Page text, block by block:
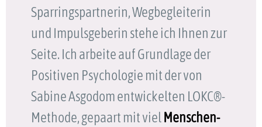
Sparringspartnerin, Wegbegleiterin
und Impulsgeberin stehe ich Ihnen zur
Seite. Ich arbeite auf Grundlage der
Positiven Psychologie mit der von
Sabine Asgodom entwickelten LOKC®-
Methode, gepaart mit vielMenschen-